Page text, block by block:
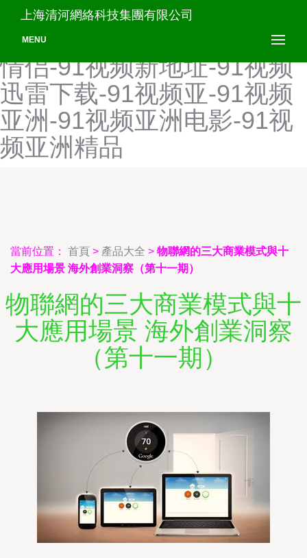
91视频下载网站-91视频下
载污-91视频线路-91视频小
情侣-91视频新地址-91视频
迅雷下载-91视频亚-91视频
亚洲-91视频亚洲电影-91视
频亚洲精品
上海清河網絡科技集團有限公司
MENU
當前位置： 首頁 > 產品大全 > 物聯網的三大商業模式與十
大應用場景 海外創業洞察（第十一期）
物聯網的三大商業模式與十
大應用場景 海外創業洞察
（第十一期）